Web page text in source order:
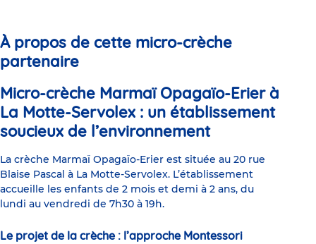
parents
À propos de cette micro-crèche
partenaire
Micro-crèche Marmaï Opagaïo-Erier à
La Motte-Servolex : un établissement
soucieux de l’environnement
La crèche Marmaï Opagaïo-Erier est située au 20 rue
Blaise Pascal à La Motte-Servolex. L’établissement
accueille les enfants de 2 mois et demi à 2 ans, du
lundi au vendredi de 7h30 à 19h.
Le projet de la crèche : l’approche Montessori